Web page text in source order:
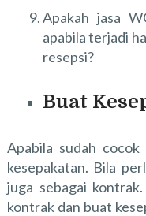
Apakah jasa
apabila terjadi
resepsi?
Buat
Apabila sudah
kesepakatan. Bila
juga sebagai
kontrak dan buat